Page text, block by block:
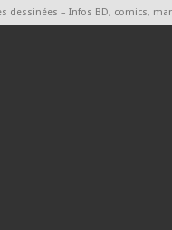
dessinées – Infos BD, comics,